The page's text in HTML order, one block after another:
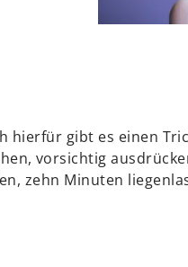
hierfür gibt es einen
vorsichtig
zehn Minuten